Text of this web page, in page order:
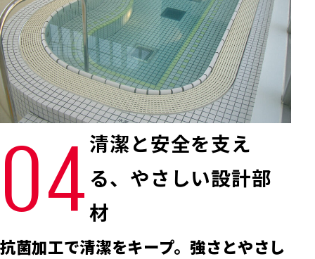
04清潔と安全を支え
る、やさしい設計部
材
抗菌加工で清潔をキープ。強さとやさし